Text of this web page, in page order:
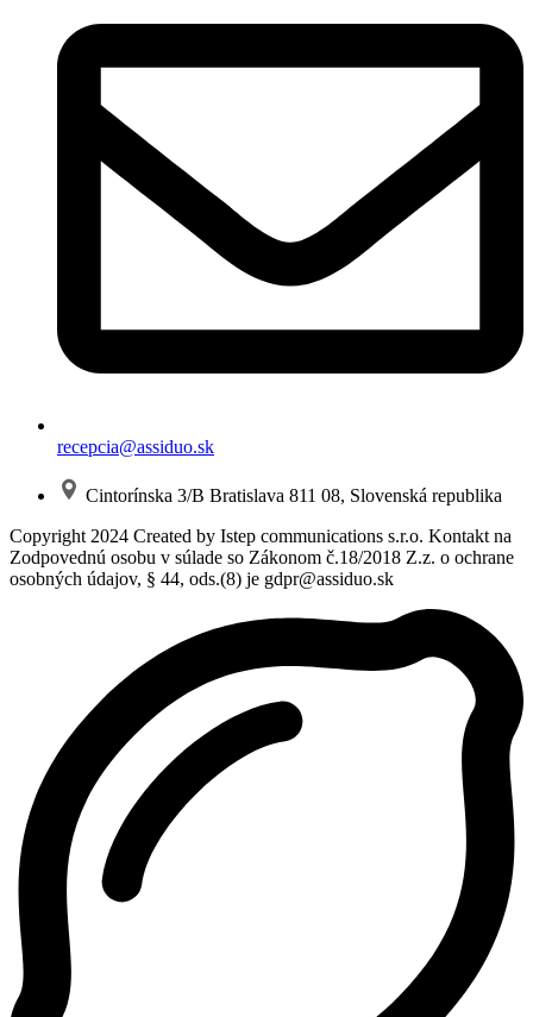
recepcia@assiduo.sk
Cintorínska 3/B Bratislava 811 08, Slovenská republika
Copyright 2024 Created by Istep communications s.r.o. Kontakt na
Zodpovednú osobu v súlade so Zákonom č.18/2018 Z.z. o ochrane
osobných údajov, § 44, ods.(8) je gdpr@assiduo.sk